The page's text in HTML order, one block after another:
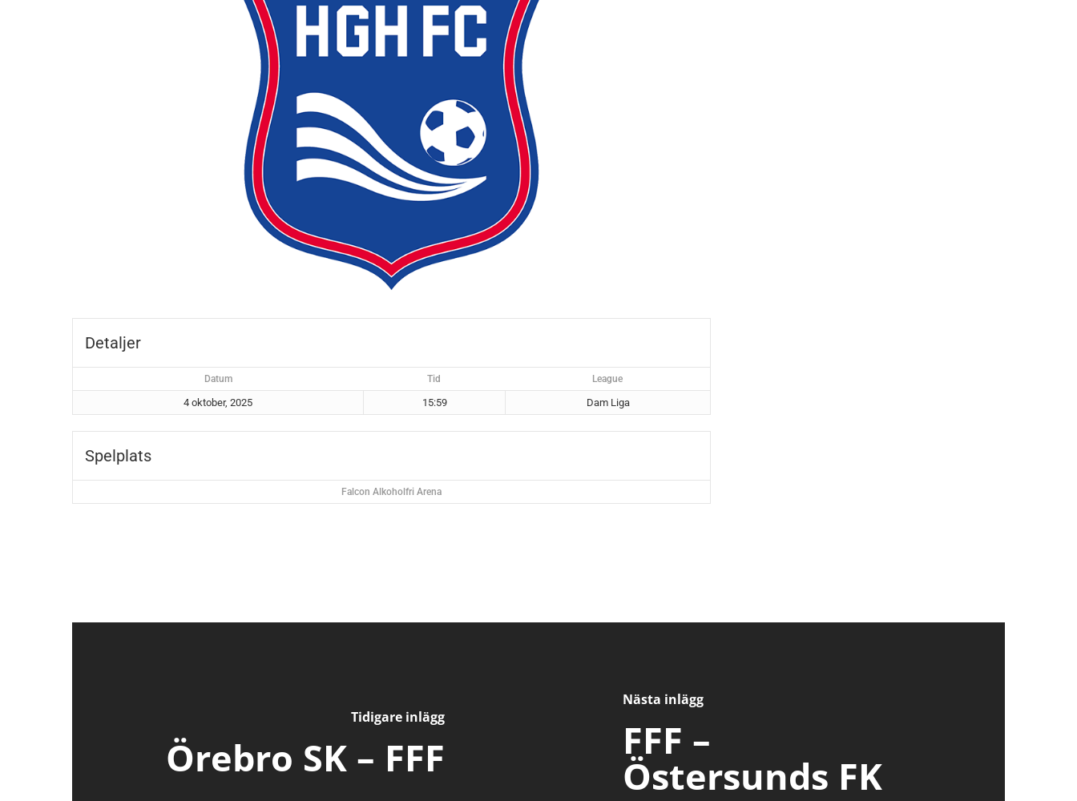
Detaljer
Datum Tid League
4 oktober, 2025 15:59 Dam Liga
Spelplats
Falcon Alkoholfri Arena
Tidigare inlägg
Örebro SK – FFF
Nästa inlägg
FFF –
Östersunds FK